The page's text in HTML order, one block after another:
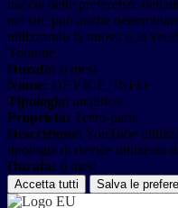
traccia delle preferenze
nei siti; può anche
utilizzando la nuova o la
Youtube.
Durata: 6 mesi
Nome: DEVICE_INFO
Tipologia: analitico
Proprieta: Terza-parte
Descrizione: YouTube
tipologia di device utilizzata
Durata: 6 mesi
Accetta tutti Salva le